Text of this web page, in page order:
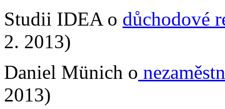
Studii IDEA o důchodové
2. 2013)
Daniel Münich o
2013)